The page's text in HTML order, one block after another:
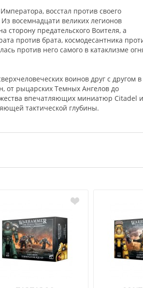
восстал против своего
восемнадцати великих легионов
сторону предательского Воителя, а
против брата, космодесантника
против него самого в катаклизме
воинов друг с другом в
от рыцарских Темных Ангелов до
впечатляющих миниатюр Citadel и
тактической глубины.